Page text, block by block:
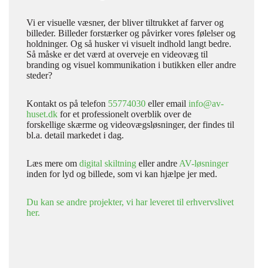
Vi er visuelle væsner, der bliver tiltrukket af farver og
billeder. Billeder forstærker og påvirker vores følelser og
holdninger. Og så husker vi visuelt indhold langt bedre.
Så måske er det værd at overveje en videovæg til
branding og visuel kommunikation i butikken eller andre
steder?
Kontakt os på telefon 55774030 eller email info@av-
huset.dk for et professionelt overblik over de
forskellige skærme og videovægsløsninger, der findes til
bl.a. detail markedet i dag.
Læs mere om digital skiltning eller andre AV-løsninger
inden for lyd og billede, som vi kan hjælpe jer med.
Du kan se andre projekter, vi har leveret til erhvervslivet
her.